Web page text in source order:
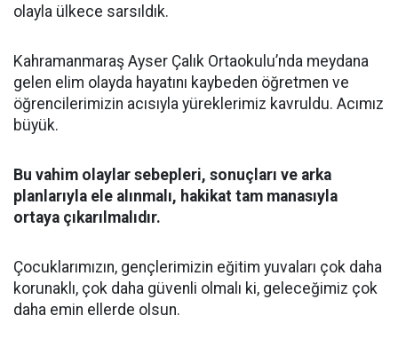
olayla ülkece sarsıldık.
Kahramanmaraş Ayser Çalık Ortaokulu’nda meydana
gelen elim olayda hayatını kaybeden öğretmen ve
öğrencilerimizin acısıyla yüreklerimiz kavruldu. Acımız
büyük.
Bu vahim olaylar sebepleri, sonuçları ve arka
planlarıyla ele alınmalı, hakikat tam manasıyla
ortaya çıkarılmalıdır.
Çocuklarımızın, gençlerimizin eğitim yuvaları çok daha
korunaklı, çok daha güvenli olmalı ki, geleceğimiz çok
daha emin ellerde olsun.